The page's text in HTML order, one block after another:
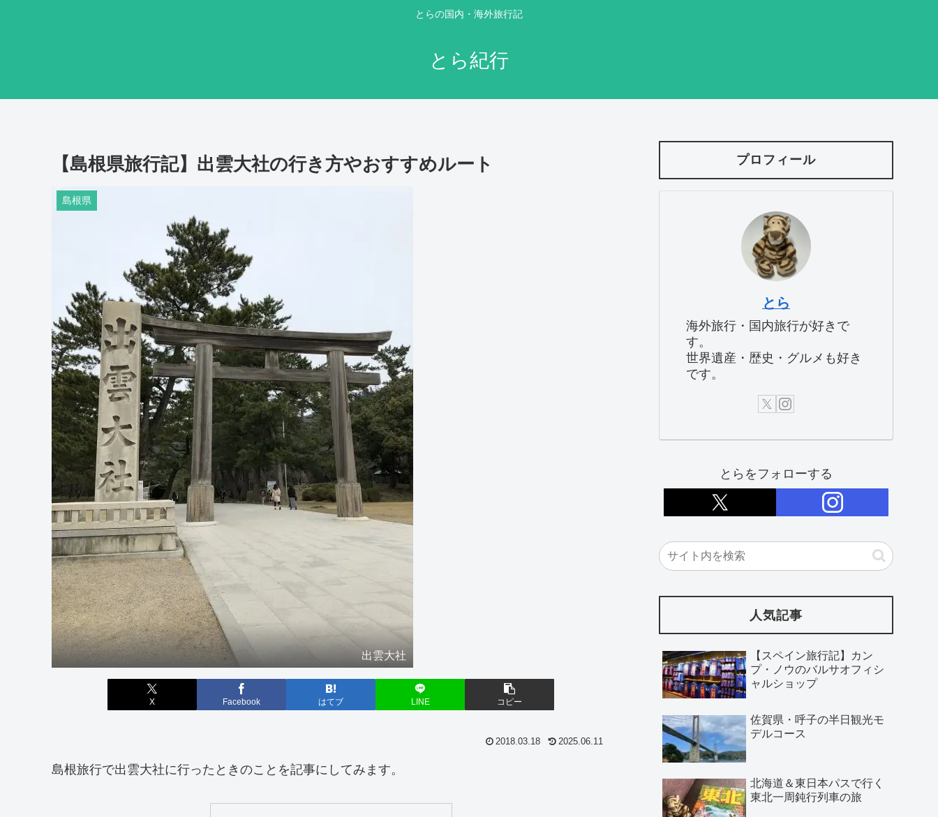
とらの国内・海外旅行記
とら紀行
【島根県旅行記】出雲大社の行き方やおすすめルート
島根県
出雲大社
X Facebook はてブ LINE コピー
2018.03.18 2025.06.11
島根旅行で出雲大社に行ったときのことを記事にしてみます。
プロフィール
とら
海外旅行・国内旅行が好きで
す。
世界遺産・歴史・グルメも好き
です。
とらをフォローする
人気記事
【スペイン旅行記】カン
プ・ノウのバルサオフィシ
ャルショップ
佐賀県・呼子の半日観光モ
デルコース
北海道＆東日本パスで行く
東北一周鈍行列車の旅